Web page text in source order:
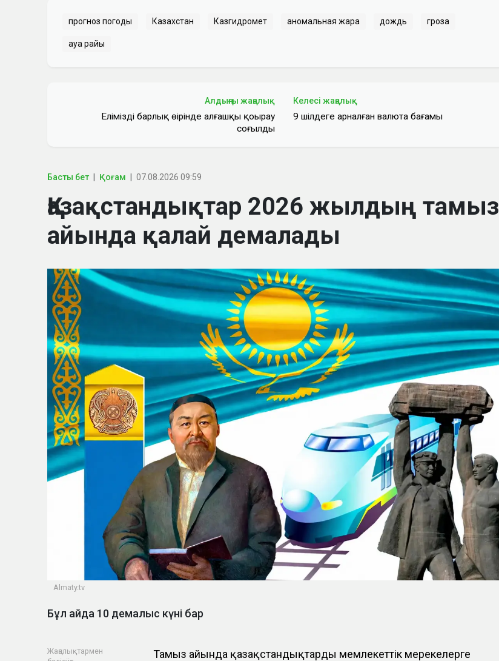
прогноз погоды Казахстан Казгидромет аномальная жара дождь гроза
ауа райы
Алдыңғы жаңалық
Еліміздің барлық өңірінде алғашқы қоңырау
соғылды
Келесі жаңалық
9 шілдеге арналған валюта бағамы
Басты бет Қоғам 07.08.2026 09:59
Қазақстандықтар 2026 жылдың тамыз
айында қалай демалады
Almaty.tv
Бұл айда 10 демалыс күні бар
Жаңалықтармен
Тамыз айында қазақстандықтарды мемлекеттік мерекелерге